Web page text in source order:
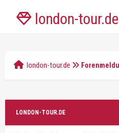
london-tour.de
london-tour.de
LONDON-TOUR.DE